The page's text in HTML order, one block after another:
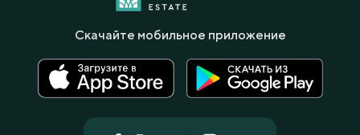
Скачайте мобильное приложение